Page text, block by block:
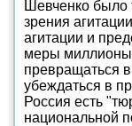
Шевченко было
зрения
агитации и
меры
превращаться
убеждаться в
Россия есть
национальной